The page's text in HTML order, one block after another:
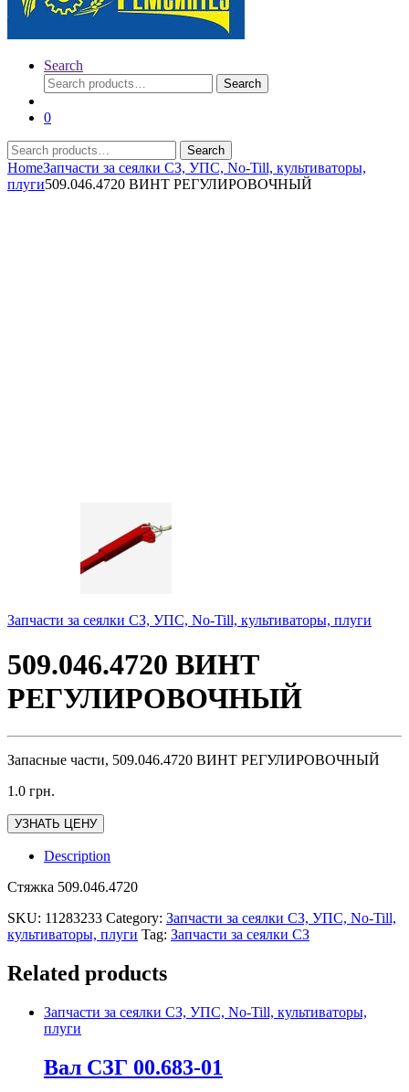
Search
Search
for:
Search
0
Search
for:
Search
HomeЗапчасти за сеялки СЗ, УПС, No-Till, культиваторы,
плуги509.046.4720 ВИНТ РЕГУЛИРОВОЧНЫЙ
Запчасти за сеялки СЗ, УПС, No-Till, культиваторы, плуги
509.046.4720 ВИНТ
РЕГУЛИРОВОЧНЫЙ
Запасные части, 509.046.4720 ВИНТ РЕГУЛИРОВОЧНЫЙ
1.0 грн.
УЗНАТЬ ЦЕНУ
Description
Стяжка 509.046.4720
SKU: 11283233 Category: Запчасти за сеялки СЗ, УПС, No-Till,
культиваторы, плуги Tag: Запчасти за сеялки СЗ
Related products
Запчасти за сеялки СЗ, УПС, No-Till, культиваторы,
плуги
Вал СЗГ 00.683-01